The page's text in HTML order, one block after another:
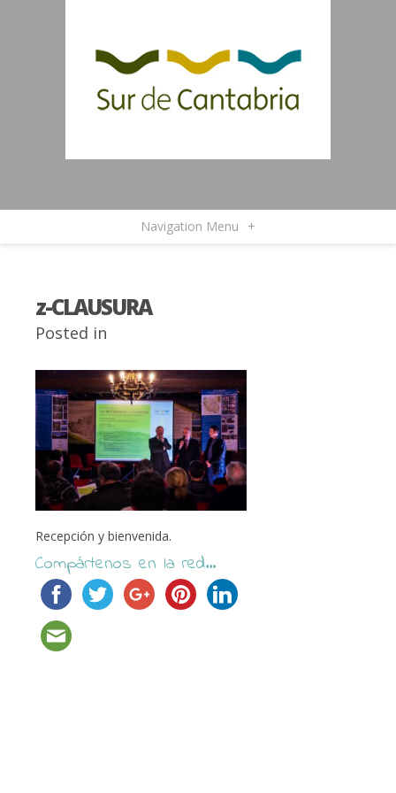
Navigation Menu +
z-CLAUSURA
Posted in
Recepción y bienvenida.
Compártenos en la red...